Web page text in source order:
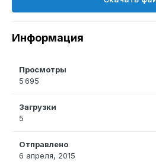
Информация
Просмотры
5 695
Загрузки
5
Отправлено
6 апреля, 2015